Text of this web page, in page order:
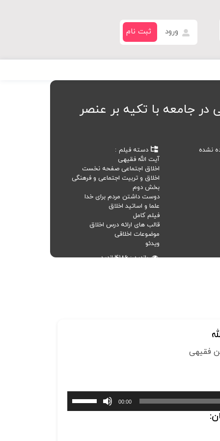
ورود ثبت نام
در جامعه با تکیه بر عنصر
نشده
دسته فیلم
آیت الله فقیهی
اخلاق اجتماعی صفحه نخست
اخلاق و تربیت اجتماعی و فرهنگی
بخش دوم
دوست داشتن مردم برای خدا
علما و اساتید اخلاق
فیلم کامل
قالب های ارائه درس اخلاق
موضوعات اخلاقی
ویدئو
بازدید
4186بازدید
00:00